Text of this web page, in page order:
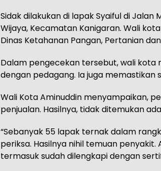
Sidak dilakukan di lapak Syaiful di
Wijaya, Kecamatan Kanigaran. Wali
Dinas Ketahanan Pangan, Pertanian
Dalam pengecekan tersebut, wali kota
dengan pedagang. Ia juga memastikan
Wali Kota Aminuddin menyampaikan,
penjualan. Hasilnya, tidak ditemukan
“Sebanyak 55 lapak ternak dalam
periksa. Hasilnya nihil temuan
termasuk sudah dilengkapi dengan